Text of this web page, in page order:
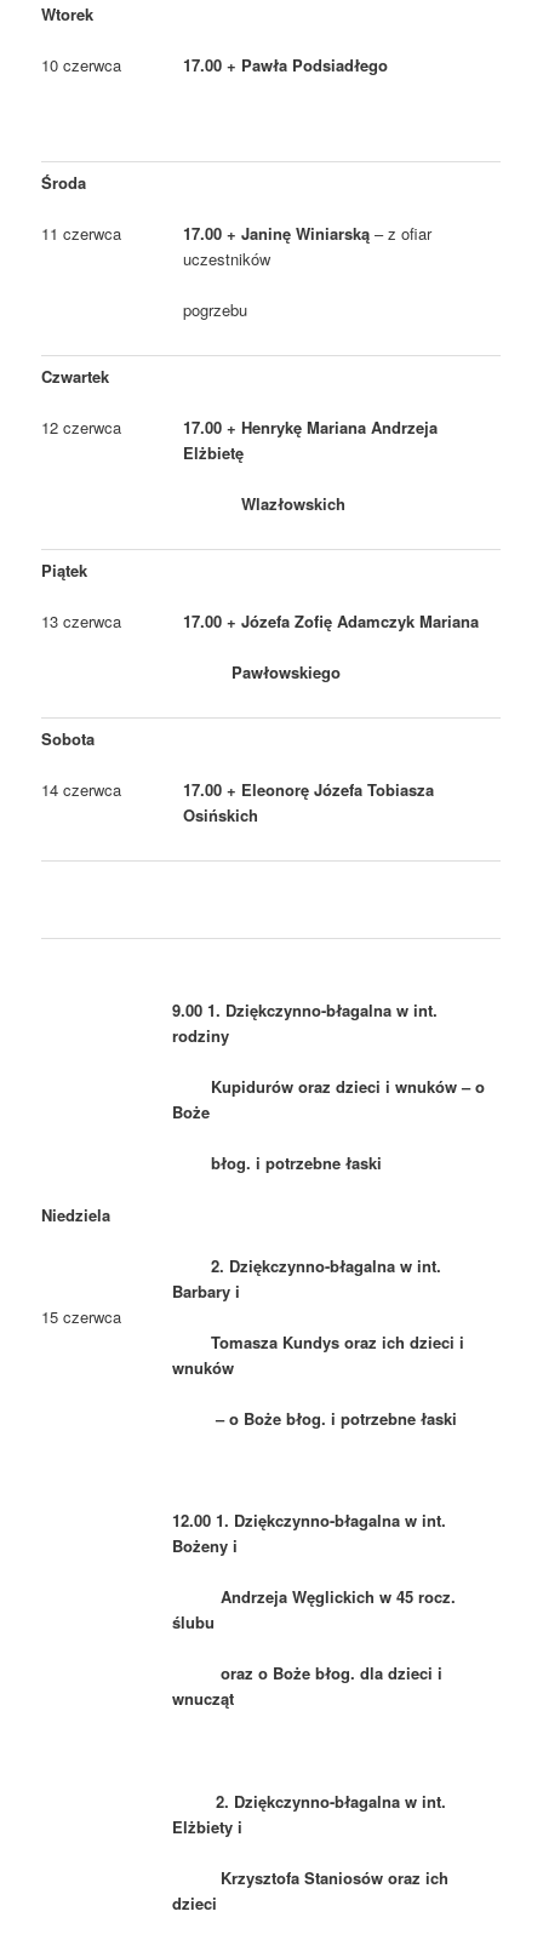
Wtorek
10 czerwca 17.00 + Pawła Podsiadłego
Środa
11 czerwca 17.00 + Janinę Winiarską– z ofiar
uczestników
pogrzebu
Czwartek
12 czerwca
17.00 + Henrykę Mariana Andrzeja
Elżbietę
Wlazłowskich
Piątek
13 czerwca 17.00 + Józefa Zofię Adamczyk Mariana
Pawłowskiego
Sobota
14 czerwca
17.00 + Eleonorę Józefa Tobiasza
Osińskich
Niedziela
15 czerwca
9.00 1. Dziękczynno-błagalna w int.
rodziny
Kupidurów oraz dzieci i wnuków –o
Boże
błog. i potrzebne łaski
2. Dziękczynno-błagalna w int.
Barbary i
Tomasza Kundys oraz ich dzieci i
wnuków
–o Boże błog. i potrzebne łaski
12.00 1. Dziękczynno-błagalna w int.
Bożeny i
Andrzeja Węglickich w 45 rocz.
ślubu
oraz o Boże błog. dla dzieci i
wnucząt
2. Dziękczynno-błagalna w int.
Elżbiety i
Krzysztofa Staniosów oraz ich
dzieci